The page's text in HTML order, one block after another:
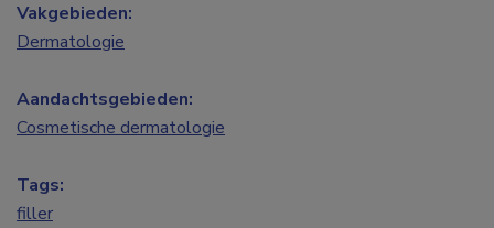
Vakgebieden:
Dermatologie
Aandachtsgebieden:
Cosmetische dermatologie
Tags:
filler